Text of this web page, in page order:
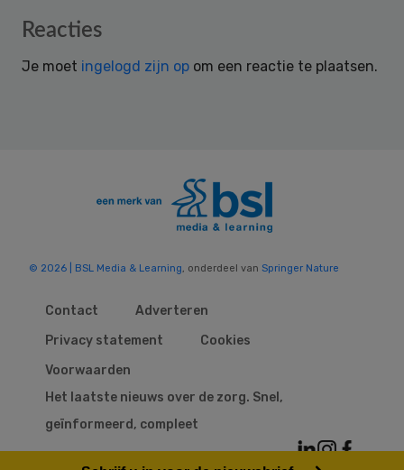
Reader
Reacties
Je moet ingelogd zijn op om een reactie te plaatsen.
© 2026 | BSL Media & Learning, onderdeel van Springer Nature
Contact
Adverteren
Privacy statement
Cookies
Voorwaarden
Het laatste nieuws over de zorg. Snel,
geïnformeerd, compleet